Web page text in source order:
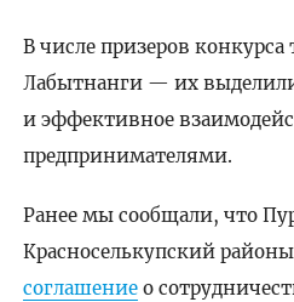
В числе призеров
Лабытнанги — их
и эффективное
предпринимателями.
Ранее мы сообщали, что
Красноселькупский районы
соглашениео